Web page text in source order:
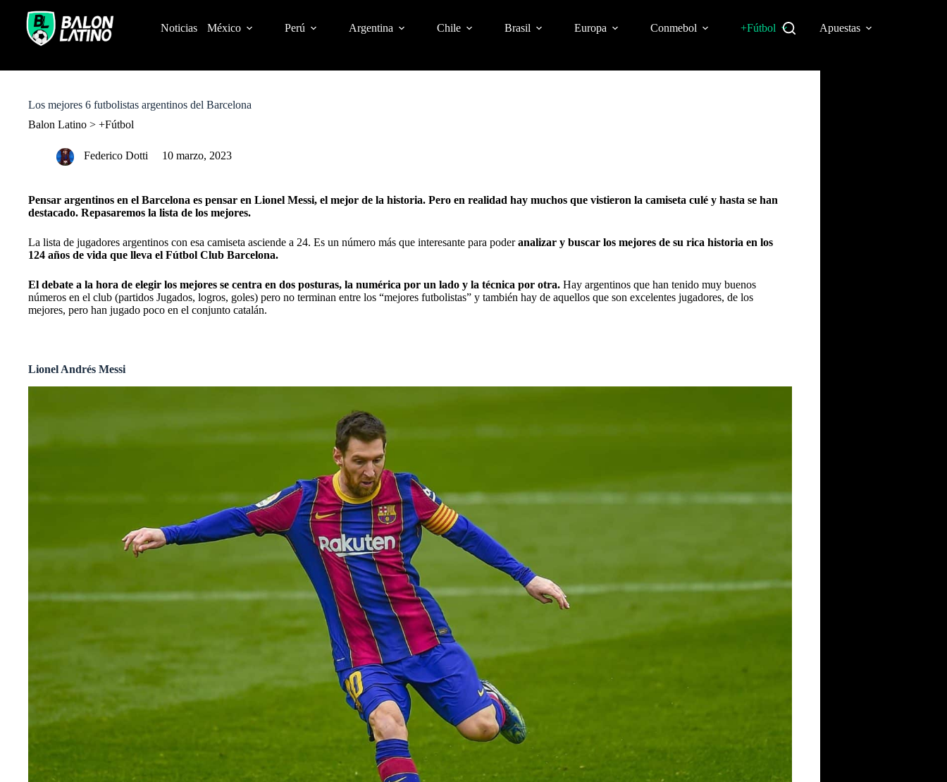
o
Noticias México Perú Argentina Chile Brasil Europa Conmebol +Fútbol Apuestas
Los mejores 6 futbolistas argentinos del Barcelona
Balon Latino > +Fútbol
Federico Dotti 10 marzo, 2023
Pensar argentinos en el Barcelona es pensar en Lionel Messi, el mejor de la historia. Pero en realidad hay muchos que vistieron la camiseta culé y hasta se han
destacado. Repasaremos la lista de los mejores.
La lista de jugadores argentinos con esa camiseta asciende a 24. Es un número más que interesante para poderanalizar y buscar los mejores de su rica historia en los
124 años de vida que lleva el Fútbol Club Barcelona.
El debate a la hora de elegir los mejores se centra en dos posturas, la numérica por un lado y la técnica por otra. Hay argentinos que han tenido muy buenos
números en el club (partidos Jugados, logros, goles) pero no terminan entre los “mejores futbolistas” y también hay de aquellos que son excelentes jugadores, de los
mejores, pero han jugado poco en el conjunto catalán.
Lionel Andrés Messi